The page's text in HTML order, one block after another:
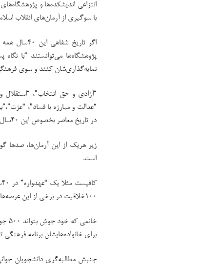
انتزاعی اندیشکده‌ها و
با سوگیری از آرمان‌های انقلاب
اگر تاریخ
پژوهشگاه‌ها می‌توانستند “با
نمایه‌گذاری‌شان کنند و سوی
“آزادی و حق انتخاب”،
“عدالت و مبارزه با فساد”،
در تاریخ معاصر بخصوص این ۴۰سال بوده است.
زیر هریک از این آرمان‌ها، صدها
است.
۱۰۰خلاقیت در برخی از این عرصه‌ها را جمع کند.
برای خانواده‌هایشان برنامه
جنبش مطالبه‌گری دانشجویان